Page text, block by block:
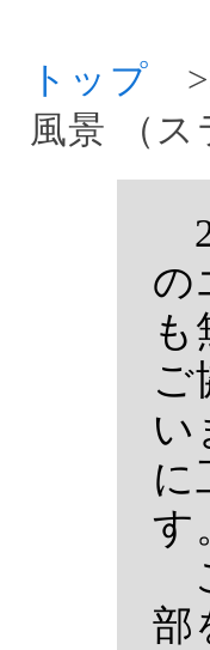
トップ
風景 （ス
の
ご
い
に
す
部